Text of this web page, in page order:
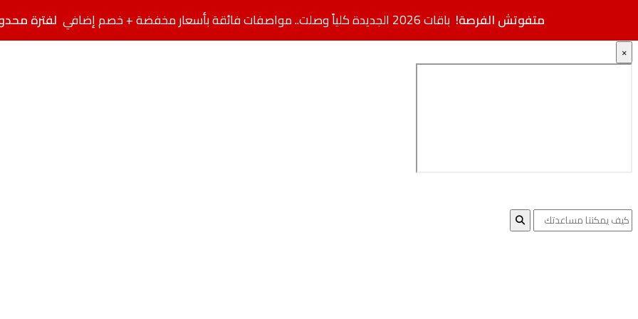
×
متفوتش الفرصة! باقات 2026 الجديدة كلياً وصلت.. مواصفات فائقة بأسعار مخفضة + خصم إضافي لفترة